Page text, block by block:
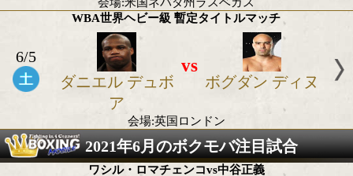
会場:米国
WBC女子世界フライ級 タイトルマッチ
6/19
イベス サモラ シ
モラ
vs
ルザ
会場:
WBO世界Sフェザー級 暫定タイトルマッチ